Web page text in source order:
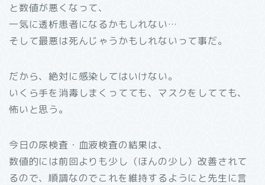
と数値が悪くなって、
一気に透析患者になるかもしれない…
そして最悪は死んじゃうかもしれないって事だ。
だから、絶対に感染してはいけない。
いくら手を消毒しまくってても、マスクをしてても、
怖いと思う。
今日の尿検査・血液検査の結果は、
数値的には前回よりも少し（ほんの少し）改善されて
るので、順調なのでこれを維持するようにと先生に言